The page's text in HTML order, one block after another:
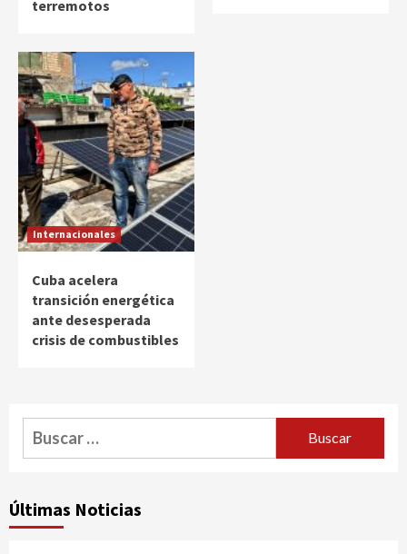
terremotos
Internacionales
Cuba acelera
transición energética
ante desesperada
crisis de combustibles
Buscar:
Últimas Noticias